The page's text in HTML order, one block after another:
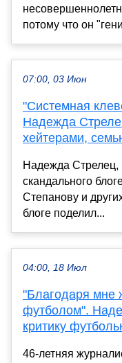
потому что он
07:00, 03 Июн
"Системная
Надежда
хейтерами,
Надежда Стрелец,
скандального
Степанову и
блоге поделил...
04:00, 18 Июл
"Благодаря мне
футболом".
критику
46-летняя